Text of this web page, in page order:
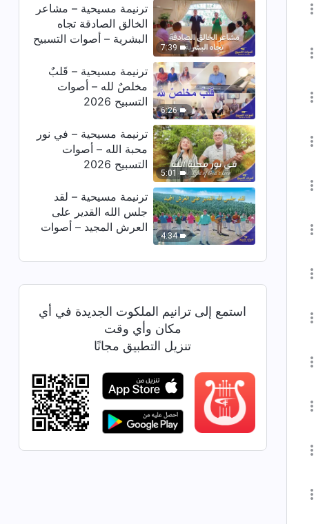
7:39
ترنيمة مسيحية – مشاعر
الخالق الصادقة تجاه
البشرية – أصوات التسبيح
6:26
ترنيمة مسيحية – قَلبٌ
مخلصٌ لله – أصوات
التسبيح 2026
5:01
ترنيمة مسيحية – في نور
محبة الله – أصوات
التسبيح 2026
4:34
ترنيمة مسيحية – لقد
جلس الله القدير على
العرش المجيد – أصوات
استمع إلى ترانيم الملكوت الجديدة في أي
مكان وأي وقت
تنزيل التطبيق مجانًا